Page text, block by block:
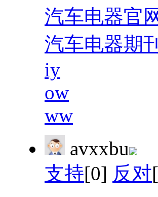
汽车电器官
汽车电器期刊
iy
ow
ww
avxxbu
支持[0] 反对